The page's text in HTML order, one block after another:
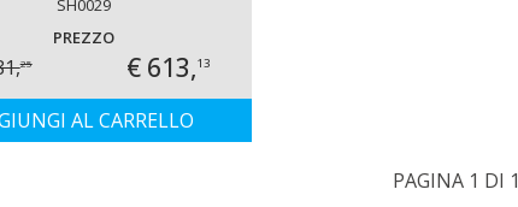
SH0029
PREZZO
25 € 613,13
AL CARRELLO
PAGINA 1 DI 1